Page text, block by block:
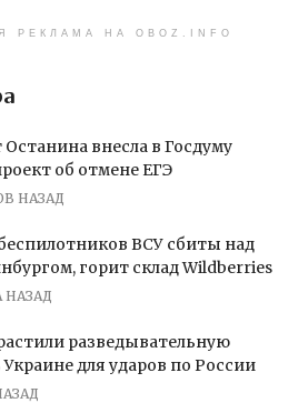
РЕКЛАМА НА OBOZ.INFO
Останина внесла в Госдуму
об отмене ЕГЭ
НАЗАД
ВСУ сбиты над
горит склад Wildberries
НАЗАД
разведывательную
для ударов по России